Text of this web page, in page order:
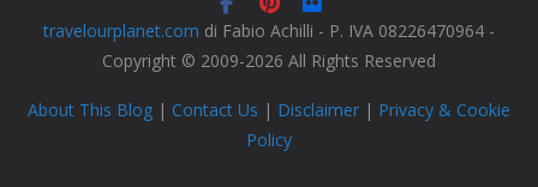
travelourplanet.com di Fabio Achilli - P. IVA 08226470964 -
Copyright © 2009-2026 All Rights Reserved
About This Blog | Contact Us | Disclaimer | Privacy & Cookie
Policy